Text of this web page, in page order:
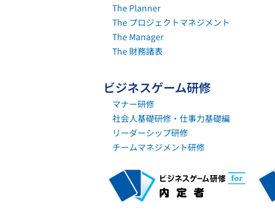
The Planner
The プロジェクトマネジメント
The Manager
The 財務諸表
ビジネスゲーム研修
マナー研修
社会人基礎研修・仕事力基礎編
リーダーシップ研修
チームマネジメント研修